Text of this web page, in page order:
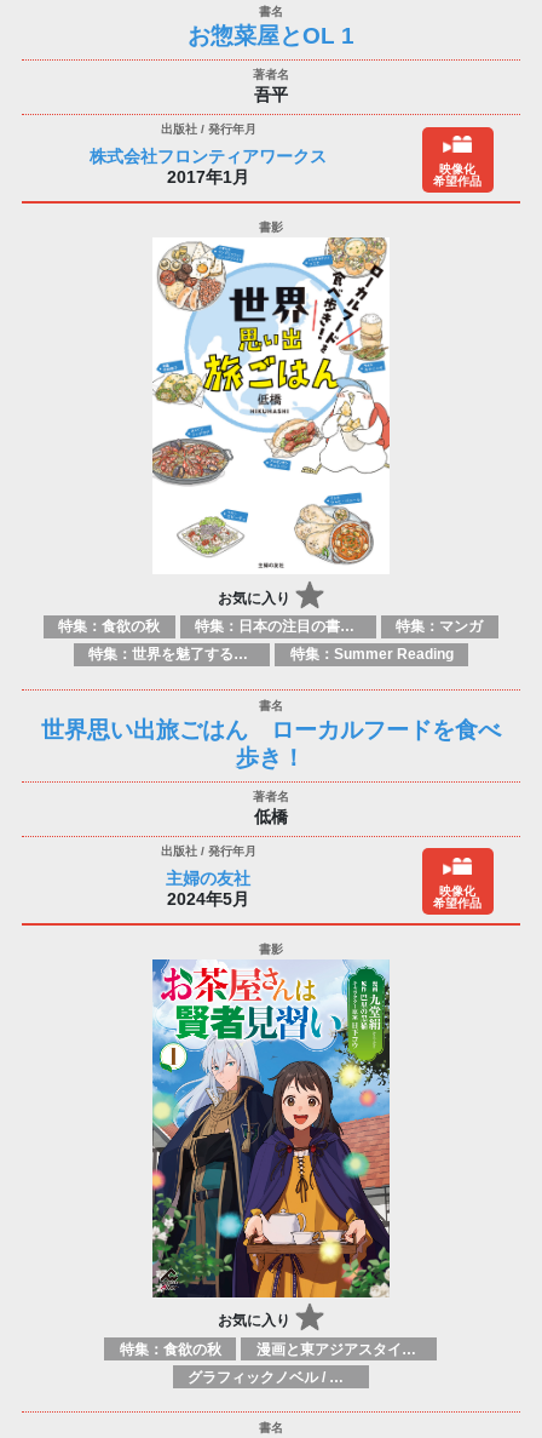
お惣菜屋とOL 1
吾平
株式会社フロンティアワークス
2017年1月
映像化
希望作品
お気に入り
特集：食欲の秋 特集：日本の注目の書き手たち
特集：マンガ
特集：世界を魅了する日本のマンガ
特集：Summer Reading
世界思い出旅ごはん ローカルフードを食べ
歩き！
低橋
主婦の友社
2024年5月
映像化
希望作品
お気に入り
特集：食欲の秋
漫画と東アジアスタイル / 伝統的なコミックブック
グラフィックノベル / コミックブック / 漫画：小説からのコミカライズ